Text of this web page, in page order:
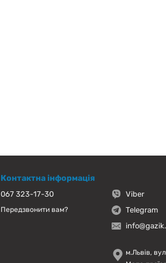
Контактна інформація
067 323-17-30
Передзвонити вам?
Viber
Telegram
м.Львів,